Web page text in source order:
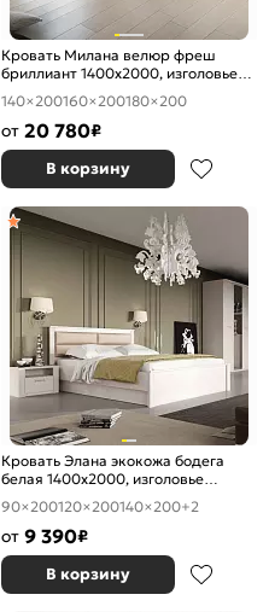
Кровать Милана велюр фреш
бриллиант 1400x2000, изголовье
мягкое
140×200160×200180×200
от 20 780₽
В корзину
Кровать Элана экокожа бодега
белая 1400x2000, изголовье
мягкое
90×200120×200140×200+2
от 9 390₽
В корзину